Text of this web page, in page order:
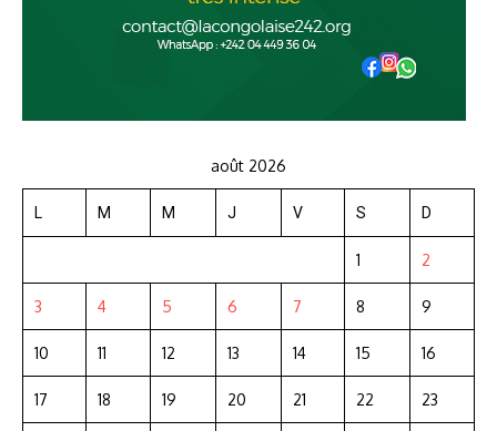
août 2026
L M M J V S D
1 2
3 4 5 6 7 8 9
10 11 12 13 14 15 16
17 18 19 20 21 22 23